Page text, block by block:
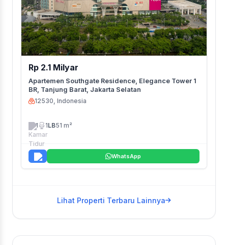
Rp 2.1 Milyar
Apartemen Southgate Residence, Elegance Tower 1
BR, Tanjung Barat, Jakarta Selatan
12530, Indonesia
1 1LB51 m²
WhatsApp
Lihat Properti Terbaru Lainnya